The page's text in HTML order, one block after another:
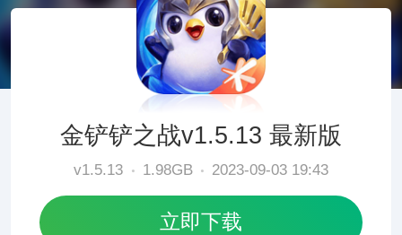
金铲铲之战v1.5.13 最新版
v1.5.13 1.98GB 2023-09-03 19:43
立即下载